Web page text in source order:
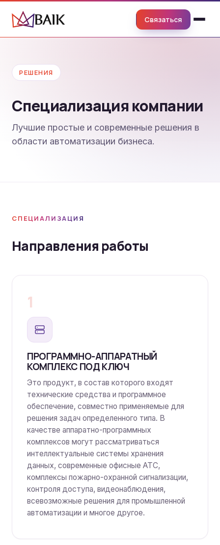
Связаться
РЕШЕНИЯ
Специализация компании
Лучшие простые и современные решения в
области автоматизации бизнеса.
СПЕЦИАЛИЗАЦИЯ
Направления работы
1
ПРОГРАММНО-АППАРАТНЫЙ
КОМПЛЕКС ПОД КЛЮЧ
Это продукт, в состав которого входят
технические средства и программное
обеспечение, совместно применяемые для
решения задач определенного типа. В
качестве аппаратно-программных
комплексов могут рассматриваться
интеллектуальные системы хранения
данных, современные офисные АТС,
комплексы пожарно-охранной сигнализации,
контроля доступа, видеонаблюдения,
всевозможные решения для промышленной
автоматизации и многое другое.